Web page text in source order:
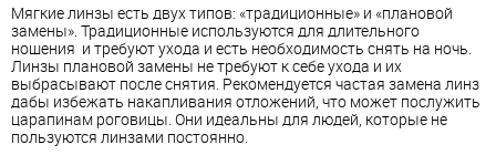
Мягкие линзы есть двух типов: «традиционные» и «плановой
замены». Традиционные используются для длительного
ношения и требуют ухода и есть необходимость снять на ночь.
Линзы плановой замены не требуют к себе ухода и их
выбрасывают после снятия. Рекомендуется частая замена линз
дабы избежать накапливания отложений, что может послужить
царапинам роговицы. Они идеальны для людей, которые не
пользуются линзами постоянно.